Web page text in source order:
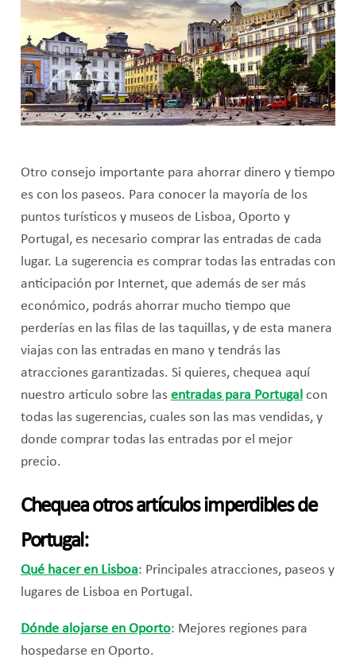
Otro consejo importante para ahorrar dinero y tiempo
es con los paseos. Para conocer la mayoría de los
puntos turísticos y museos de Lisboa, Oporto y
Portugal, es necesario comprar las entradas de cada
lugar. La sugerencia es comprar todas las entradas con
anticipación por Internet, que además de ser más
económico, podrás ahorrar mucho tiempo que
perderías en las filas de las taquillas, y de esta manera
viajas con las entradas en mano y tendrás las
atracciones garantizadas. Si quieres, chequea aquí
nuestro articulo sobre las entradas para Portugalcon
todas las sugerencias, cuales son las mas vendidas, y
donde comprar todas las entradas por el mejor
precio.
Chequea otros artículos imperdibles de
Portugal:
Qué hacer en Lisboa: Principales atracciones, paseos y
lugares de Lisboa en Portugal.
Dónde alojarse en Oporto: Mejores regiones para
hospedarse en Oporto.